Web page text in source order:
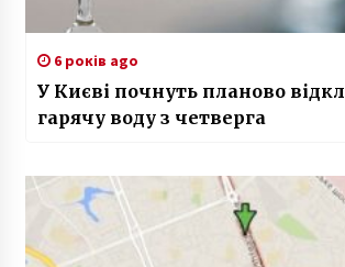
6 років ago
У Києві почнуть планово
гарячу воду з четверга